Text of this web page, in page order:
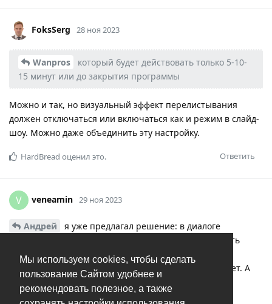
Мы используем cookies, чтобы сделать
пользование Сайтом удобнее и
рекомендовать полезное, а также
FoksSerg 28 ноя 2023
Wanpros
который будет действовать только 5-10-
15 минут или до закрытия программы
Можно и так, но визуальный эффект перелистывания
должен отключаться или включаться как и режим в слайд-
шоу. Можно даже объединить эту настройку.
Ответить
HardBread оценил это.
V veneamin 29 ноя 2023
Андрей
я уже предлагал решение: в диалоге
удаления, где спрашивают подтверждение - добавить
внизу строку “Ctrl-Del - уделять без подтверждения”
Таким образом любой удаляющий хоть раз да прочтет. А
если забудет - прочтет снова.